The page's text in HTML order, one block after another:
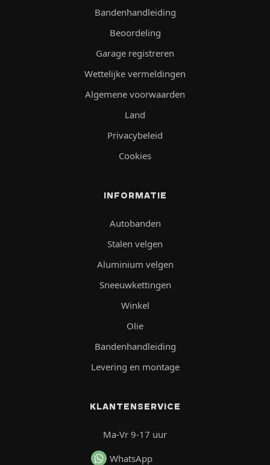
Bandenhandleiding
Beoordeling
Garage registreren
Wettelijke vermeldingen
Algemene voorwaarden
Land
Privacybeleid
Cookies
INFORMATIE
Autobanden
Stalen velgen
Aluminium velgen
Sneeuwkettingen
Winkel
Olie
Bandenhandleiding
Levering en montage
KLANTENSERVICE
Ma-Vr 9-17 uur
WhatsApp